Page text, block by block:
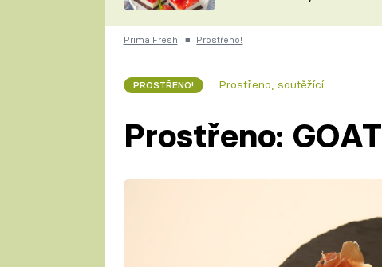
ČESKO NA TALÍŘI
KUCHAŘKA
Prima Fresh ■ Prostřeno!
PROSTŘENO! Prostřeno, soutěžící
Prostřeno: GOAT